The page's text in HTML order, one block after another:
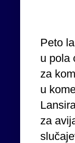
Peto
u pola
za
u
za